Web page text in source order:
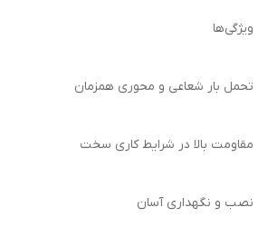
ویژگی‌ها
تحمل بار شعاعی و محوری همزمان
مقاومت بالا در شرایط کاری سخت
نصب و نگهداری آسان